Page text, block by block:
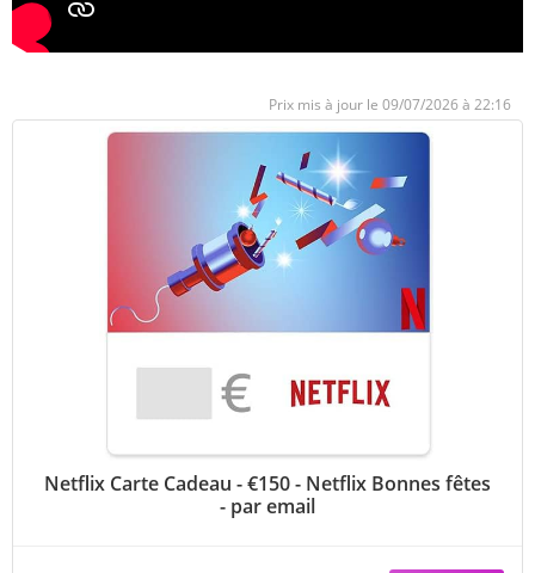
09/07/2026 à 22:16
Netflix Carte Cadeau - €150 - Netflix Bonnes fêtes
- par email